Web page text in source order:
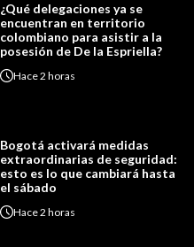
¿Qué delegaciones ya se
encuentran en territorio
colombiano para asistir a la
posesión de De la Espriella?
Hace2 horas
Bogotá activará medidas
extraordinarias de seguridad:
esto es lo que cambiará hasta
el sábado
Hace2 horas